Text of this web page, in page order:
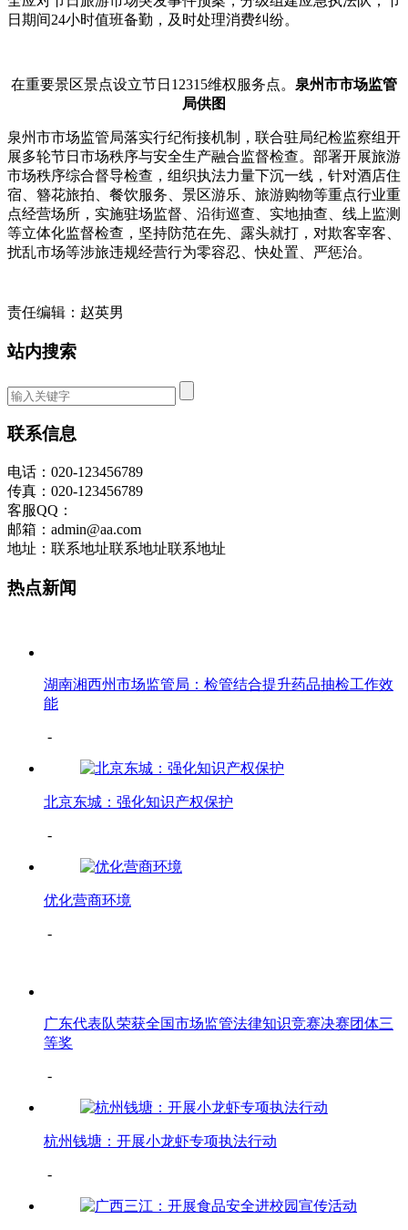
日期间24小时值班备勤，及时处理消费纠纷。
在重要景区景点设立节日12315维权服务点。 泉州市市场监管
局供图
泉州市市场监管局落实行纪衔接机制，联合驻局纪检监察组开
展多轮节日市场秩序与安全生产融合监督检查。部署开展旅游
市场秩序综合督导检查，组织执法力量下沉一线，针对酒店住
宿、簪花旅拍、餐饮服务、景区游乐、旅游购物等重点行业重
点经营场所，实施驻场监督、沿街巡查、实地抽查、线上监测
等立体化监督检查，坚持防范在先、露头就打，对欺客宰客、
扰乱市场等涉旅违规经营行为零容忍、快处置、严惩治。
责任编辑：赵英男
站内搜索
联系信息
电话：020-123456789
传真：020-123456789
客服QQ：
邮箱：admin@aa.com
地址：联系地址联系地址联系地址
热点新闻
湖南湘西州市场监管局：检管结合提升药品抽检工作效
能
-
北京东城：强化知识产权保护
-
优化营商环境
-
广东代表队荣获全国市场监管法律知识竞赛决赛团体三
等奖
-
杭州钱塘：开展小龙虾专项执法行动
-